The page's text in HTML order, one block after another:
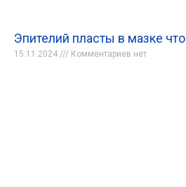
Эпителий пласты в мазке что
15.11.2024 Комментариев нет